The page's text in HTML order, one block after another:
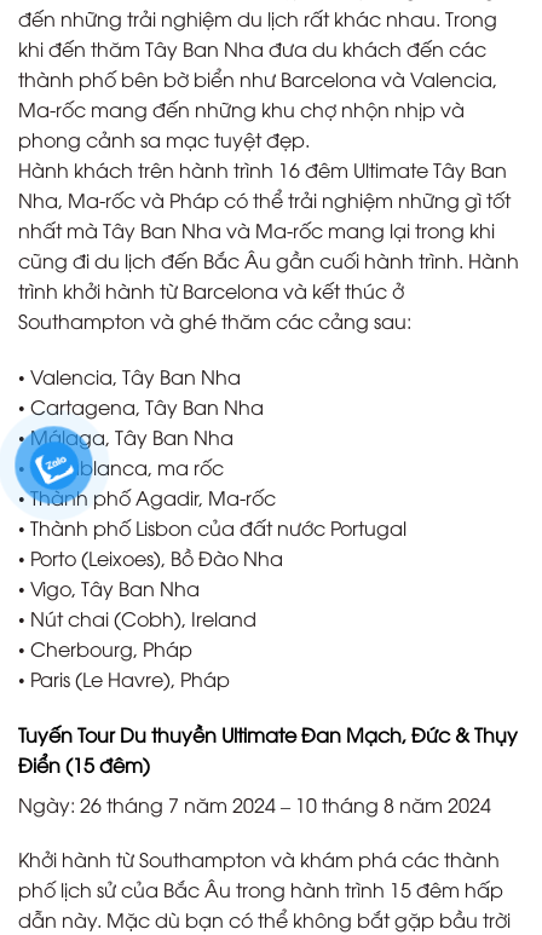
đến những trải nghiệm du lịch rất khác nhau. Trong
khi đến thăm Tây Ban Nha đưa du khách đến các
thành phố bên bờ biển như Barcelona và Valencia,
Ma-rốc mang đến những khu chợ nhộn nhịp và
phong cảnh sa mạc tuyệt đẹp.
Hành khách trên hành trình 16 đêm Ultimate Tây Ban
Nha, Ma-rốc và Pháp có thể trải nghiệm những gì tốt
nhất mà Tây Ban Nha và Ma-rốc mang lại trong khi
cũng đi du lịch đến Bắc Âu gần cuối hành trình. Hành
trình khởi hành từ Barcelona và kết thúc ở
Southampton và ghé thăm các cảng sau:
• Valencia, Tây Ban Nha
• Cartagena, Tây Ban Nha
• Málaga, Tây Ban Nha
• Casablanca, ma rốc
• Thành phố Agadir, Ma-rốc
• Thành phố Lisbon của đất nước Portugal
• Porto (Leixoes), Bồ Đào Nha
• Vigo, Tây Ban Nha
• Nút chai (Cobh), Ireland
• Cherbourg, Pháp
• Paris (Le Havre), Pháp
Tuyến Tour Du thuyền Ultimate Đan Mạch, Đức & Thụy
Điển (15 đêm)
Ngày: 26 tháng 7 năm 2024 – 10 tháng 8 năm 2024
Khởi hành từ Southampton và khám phá các thành
phố lịch sử của Bắc Âu trong hành trình 15 đêm hấp
dẫn này. Mặc dù bạn có thể không bắt gặp bầu trời